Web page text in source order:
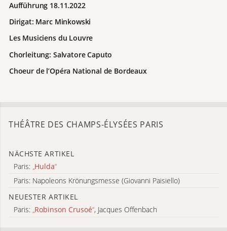
Aufführung 18.11.2022
Dirigat: Marc Minkowski
Les Musiciens du Louvre
Chorleitung: Salvatore Caputo
Choeur de l’Opéra National de Bordeaux
THÉÂTRE DES CHAMPS-ÉLYSÉES PARIS
NÄCHSTE ARTIKEL
Paris: Hulda“
Paris: Napoleons Krönungsmesse (Giovanni Paisiello)
NEUESTER ARTIKEL
Paris: „Robinson Crusoé“, Jacques Offenbach